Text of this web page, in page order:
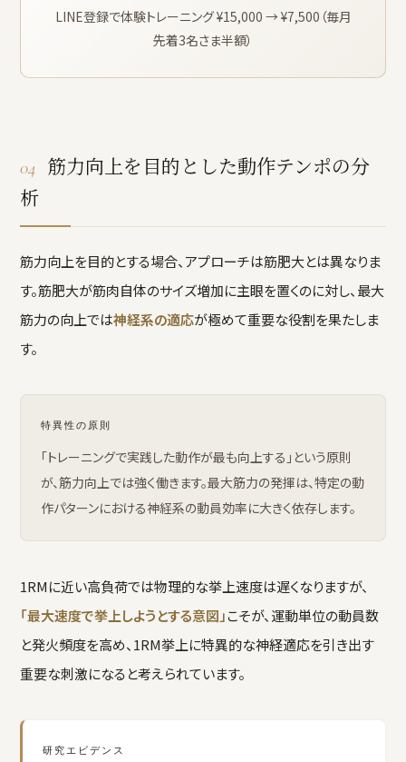
LINE登録で体験トレーニング ¥15,000 → ¥7,500（毎月
先着3名さま半額）
04 筋力向上を目的とした動作テンポの分
析
筋力向上を目的とする場合、アプローチは筋肥大とは異なりま
す。筋肥大が筋肉自体のサイズ増加に主眼を置くのに対し、最大
筋力の向上では神経系の適応が極めて重要な役割を果たしま
す。
特異性の原則
「トレーニングで実践した動作が最も向上する」という原則
が、筋力向上では強く働きます。最大筋力の発揮は、特定の動
作パターンにおける神経系の動員効率に大きく依存します。
1RMに近い高負荷では物理的な挙上速度は遅くなりますが、
「最大速度で挙上しようとする意図」こそが、運動単位の動員数
と発火頻度を高め、1RM挙上に特異的な神経適応を引き出す
重要な刺激になると考えられています。
研究エビデンス